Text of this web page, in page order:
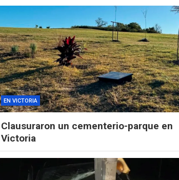
EN VICTORIA
Clausuraron un cementerio-parque en
Victoria